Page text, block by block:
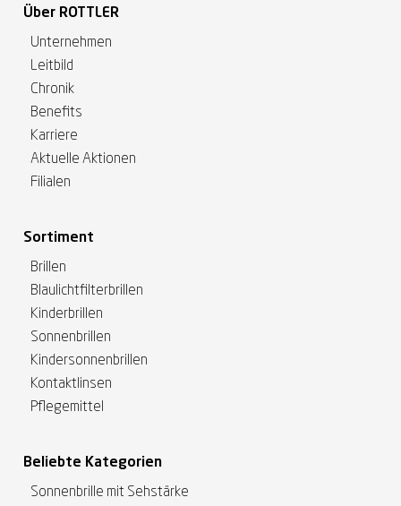
Über ROTTLER
Unternehmen
Leitbild
Chronik
Benefits
Karriere
Aktuelle Aktionen
Filialen
Sortiment
Brillen
Blaulichtfilterbrillen
Kinderbrillen
Sonnenbrillen
Kindersonnenbrillen
Kontaktlinsen
Pflegemittel
Beliebte Kategorien
Sonnenbrille mit Sehstärke